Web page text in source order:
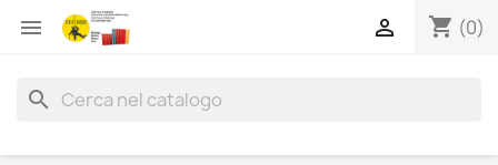
 shopping_cart (0)

search